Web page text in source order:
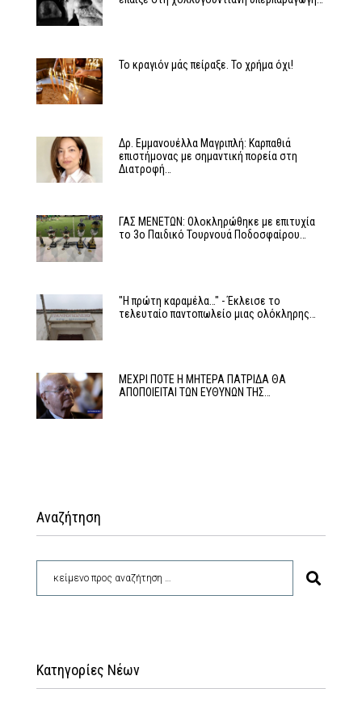
Το κραγιόν μάς πείραξε. Το χρήμα όχι!
Δρ. Εμμανουέλλα Μαγριπλή: Καρπαθιά
επιστήμονας με σημαντική πορεία στη
Διατροφή…
ΓΑΣ ΜΕΝΕΤΩΝ: Ολοκληρώθηκε με επιτυχία
το 3ο Παιδικό Τουρνουά Ποδοσφαίρου…
"Η πρώτη καραμέλα…" - Έκλεισε το
τελευταίο παντοπωλείο μιας ολόκληρης…
ΜΕΧΡΙ ΠΟΤΕ Η ΜΗΤΕΡΑ ΠΑΤΡΙΔΑ ΘΑ
ΑΠΟΠΟΙΕΙΤΑΙ ΤΩΝ ΕΥΘΥΝΩΝ ΤΗΣ…
Αναζήτηση
Κατηγορίες Νέων